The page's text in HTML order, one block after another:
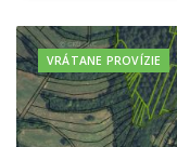
VRÁTANE PROVÍZIE